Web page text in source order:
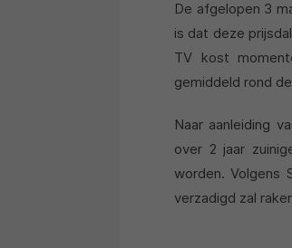
De afgelopen 3
is dat deze
TV kost
gemiddeld rond
Naar aanleiding
over 2 jaar
worden. Volgens
verzadigd zal